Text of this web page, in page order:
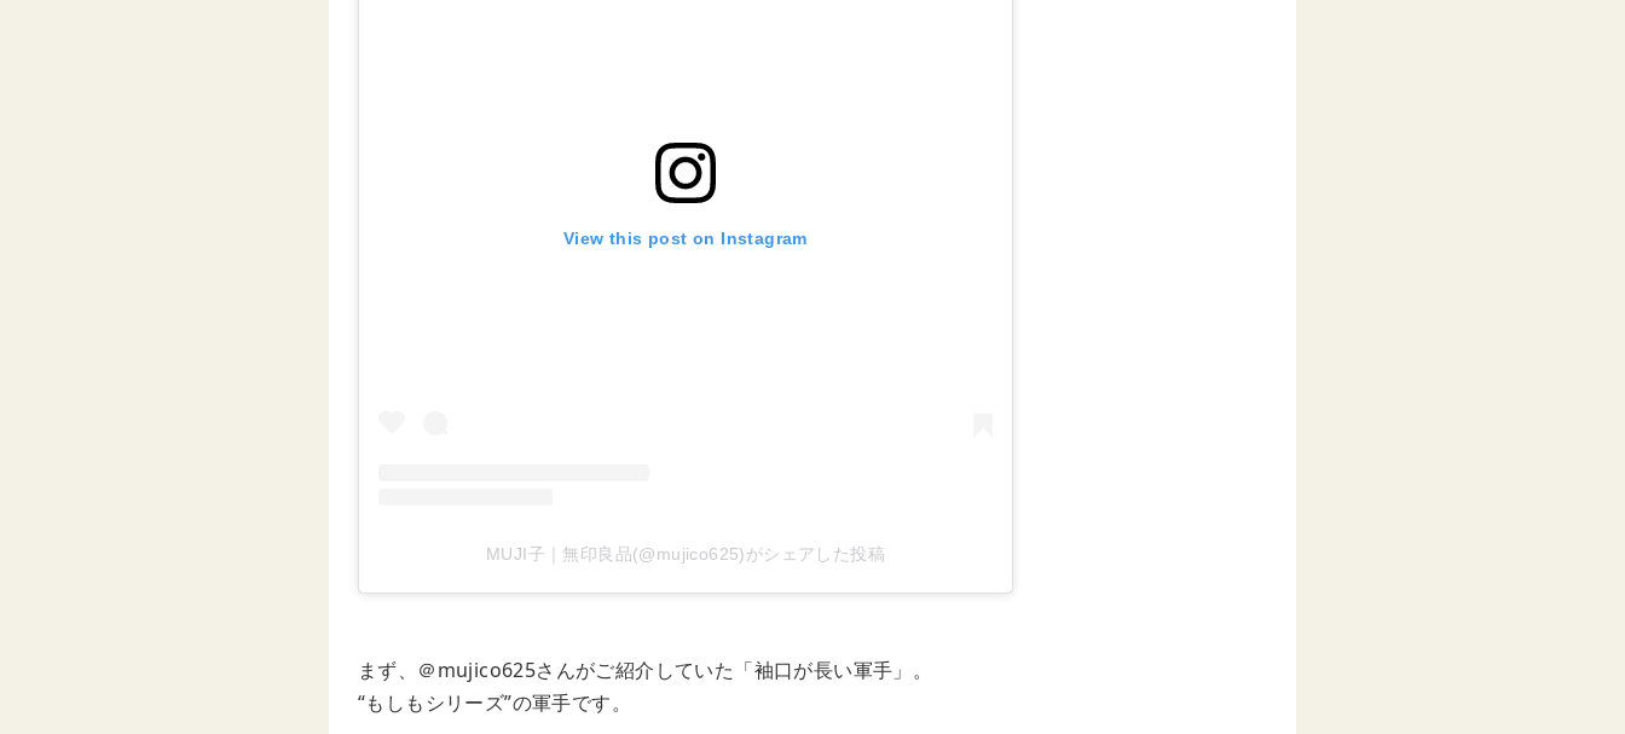
View this post on Instagram
MUJI子｜無印良品(@mujico625)がシェアした投稿
まず、＠mujico625さんがご紹介していた「袖口が長い軍手」。
“もしもシリーズ”の軍手です。